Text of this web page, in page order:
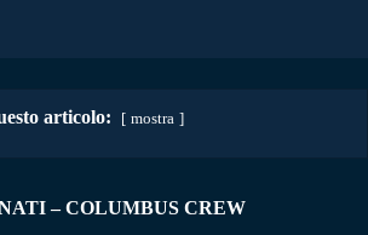
articolo: mostra
– COLUMBUS CREW